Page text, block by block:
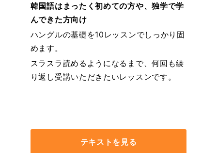
韓国語はまったく初めての方や、独学で学
んできた方向け
ハングルの基礎を10レッスンでしっかり固
めます。
スラスラ読めるようになるまで、何回も繰
り返し受講いただきたいレッスンです。
テキストを見る